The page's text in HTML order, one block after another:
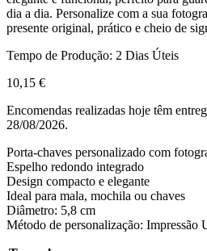
dia a dia. Personalize com a sua
presente original, prático e cheio de
Tempo de Produção: 2 Dias Úteis
10,15 €
Encomendas realizadas hoje têm
28/08/2026.
Porta-chaves personalizado com
Espelho redondo integrado
Design compacto e elegante
Ideal para mala, mochila ou chaves
Diâmetro: 5,8 cm
Método de personalização: Impressão